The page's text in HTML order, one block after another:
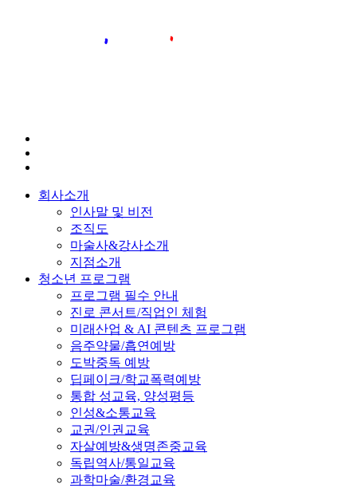
회사소개
인사말 및 비전
조직도
마술사&강사소개
지점소개
청소년 프로그램
프로그램 필수 안내
진로 콘서트/직업인 체험
미래산업 & AI 콘텐츠 프로그램
음주약물/흡연예방
도박중독 예방
딥페이크/학교폭력예방
통합 성교육, 양성평등
인성&소통교육
교권/인권교육
자살예방&생명존중교육
독립역사/통일교육
과학마술/환경교육